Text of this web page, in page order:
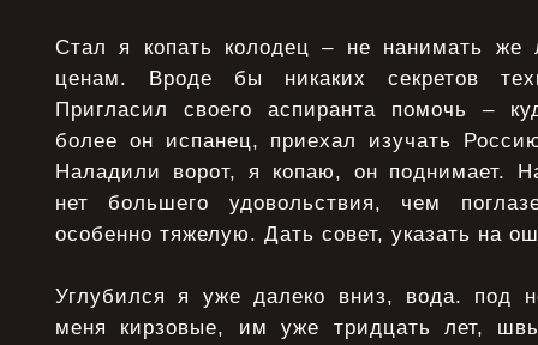
Стал я копать колодец – не нанимать
ценам. Вроде бы никаких секретов
Пригласил своего аспиранта помочь –
более он испанец, приехал изучать
Наладили ворот, я копаю, он поднимает.
нет большего удовольствия, чем
особенно тяжелую. Дать совет, указать на
Углубился я уже далеко вниз, вода. под
меня кирзовые, им уже тридцать лет,